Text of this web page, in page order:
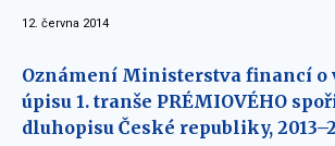
12. června 2014
Oznámení Ministerstva financí o
úpisu 1. tranše PRÉMIOVÉHO
dluhopisu České republiky,